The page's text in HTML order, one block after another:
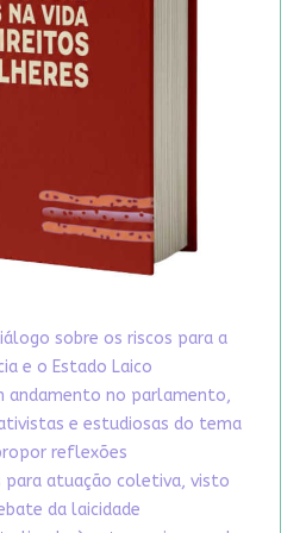
sobre os riscos para a
e o Estado Laico
andamento no parlamento,
ativistas e estudiosas do tema
reflexões
para atuação coletiva, visto
da laicidade